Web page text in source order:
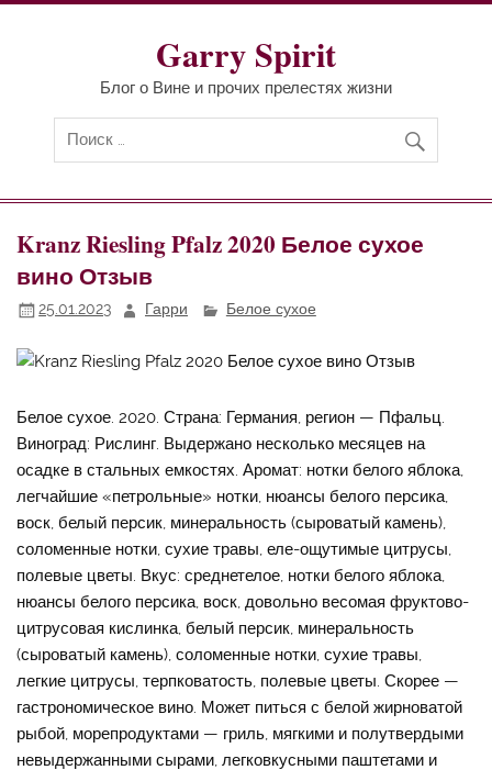
Перейти
Garry Spirit
Блог о Вине и прочих прелестях жизни
Kranz Riesling Pfalz 2020 Белое сухое
вино Отзыв
25.01.2023 Гарри Белое сухое
Белое сухое. 2020. Страна: Германия, регион — Пфальц.
Виноград: Рислинг. Выдержано несколько месяцев на
осадке в стальных емкостях. Аромат: нотки белого яблока,
легчайшие «петрольные» нотки, нюансы белого персика,
воск, белый персик, минеральность (сыроватый камень),
соломенные нотки, сухие травы, еле-ощутимые цитрусы,
полевые цветы. Вкус: среднетелое, нотки белого яблока,
нюансы белого персика, воск, довольно весомая фруктово-
цитрусовая кислинка, белый персик, минеральность
(сыроватый камень), соломенные нотки, сухие травы,
легкие цитрусы, терпковатость, полевые цветы. Скорее —
гастрономическое вино. Может питься с белой жирноватой
рыбой, морепродуктами — гриль, мягкими и полутвердыми
невыдержанными сырами, легковкусными паштетами и